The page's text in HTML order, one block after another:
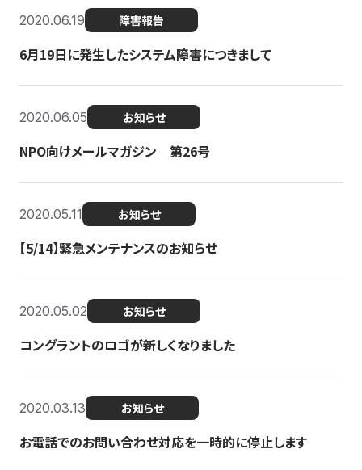
2020.06.19 障害報告
6月19日に発生したシステム障害につきまして
2020.06.05 お知らせ
NPO向けメールマガジン 第26号
2020.05.11 お知らせ
【5/14】緊急メンテナンスのお知らせ
2020.05.02 お知らせ
コングラントのロゴが新しくなりました
2020.03.13 お知らせ
お電話でのお問い合わせ対応を一時的に停止します